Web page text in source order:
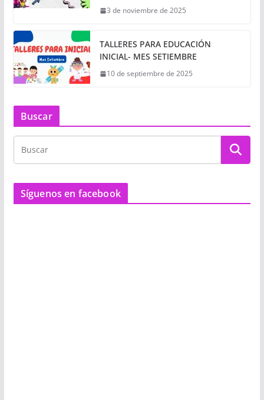
3 de noviembre de 2025
TALLERES PARA EDUCACIÓN
INICIAL- MES SETIEMBRE
10 de septiembre de 2025
Buscar
Síguenos en facebook